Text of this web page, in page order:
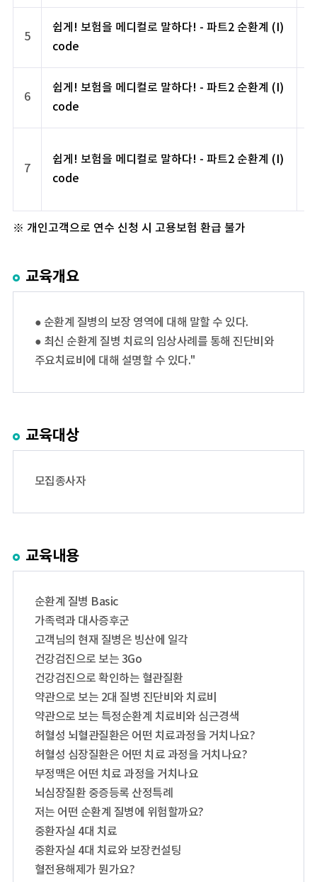
5
쉽게! 보험을 메디컬로 말하다! - 파트2 순환계 (I)
code
6
쉽게! 보험을 메디컬로 말하다! - 파트2 순환계 (I)
code
7
쉽게! 보험을 메디컬로 말하다! - 파트2 순환계 (I)
code
※ 개인고객으로 연수 신청 시 고용보험 환급 불가
교육개요
● 순환계 질병의 보장 영역에 대해 말할 수 있다.
● 최신 순환계 질병 치료의 임상사례를 통해 진단비와
주요치료비에 대해 설명할 수 있다."
교육대상
모집종사자
교육내용
순환계 질병 Basic
가족력과 대사증후군
고객님의 현재 질병은 빙산에 일각
건강검진으로 보는 3Go
건강검진으로 확인하는 혈관질환
약관으로 보는 2대 질병 진단비와 치료비
약관으로 보는 특정순환계 치료비와 심근경색
허혈성 뇌혈관질환은 어떤 치료과정을 거치나요?
허혈성 심장질환은 어떤 치료 과정을 거치나요?
부정맥은 어떤 치료 과정을 거치나요
뇌심장질환 중증등록 산정특례
저는 어떤 순환계 질병에 위험할까요?
중환자실 4대 치료
중환자실 4대 치료와 보장컨설팅
혈전용해제가 뭔가요?